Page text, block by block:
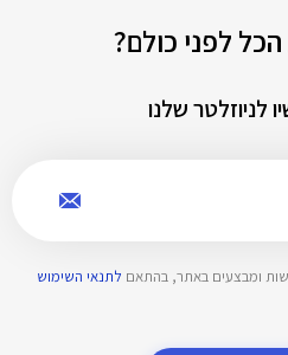
לפני כולם?
לניוזלטר שלנו
ומבצעים באתר, בהתאם לתנאי השימוש